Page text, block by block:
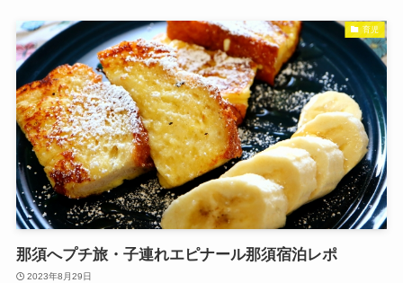
育児
那須へプチ旅・子連れエピナール那須宿泊レポ
2023年8月29日